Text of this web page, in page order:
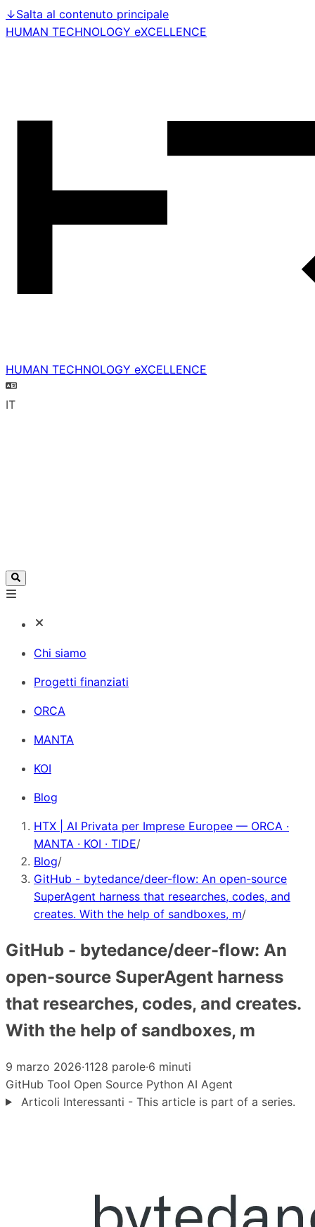
↓Salta al contenuto principale
HUMAN TECHNOLOGY eXCELLENCE
HUMAN TECHNOLOGY eXCELLENCE
IT
Chi siamo
Progetti finanziati
ORCA
MANTA
KOI
Blog
HTX | AI Privata per Imprese Europee — ORCA ·
MANTA · KOI · TIDE/
Blog/
GitHub - bytedance/deer-flow: An open-source
SuperAgent harness that researches, codes, and
creates. With the help of sandboxes, m/
GitHub - bytedance/deer-flow: An
open-source SuperAgent harness
that researches, codes, and creates.
With the help of sandboxes, m
9 marzo 2026·1128 parole·6 minuti
GitHub Tool Open Source Python AI Agent
Articoli Interessanti - This article is part of a series.